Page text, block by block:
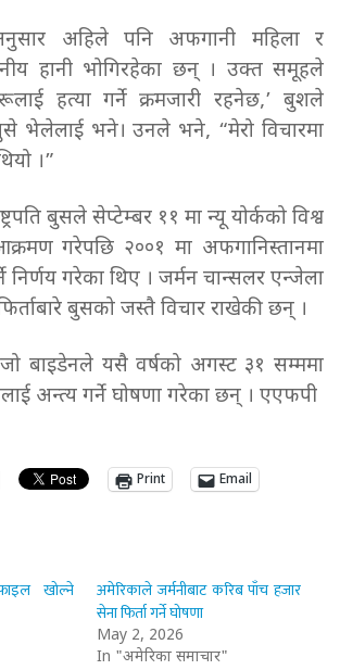
अहिले पनि अफगानी महिला र
हानी भोगिरहेका छन् । उक्त समूहले
हत्या गर्ने क्रमजारी रहनेछ,’ बुशले
भेलेलाई भने। उनले भने, “मेरो विचारमा
।”
बुसले सेप्टेम्बर ११ मा न्यू योर्कको विश्व
गरेपछि २००१ मा अफगानिस्तानमा
निर्णय गरेका थिए । जर्मन चान्सलर एन्जेला
बुसको जस्तै विचार राखेकी छन् ।
जो बाइडेनले यसै वर्षको अगस्ट ३१ सम्ममा
अन्त्य गर्ने घोषणा गरेका छन् । एएफपी
Print Email
खोल्ने
अमेरिकाले जर्मनीबाट करिब पाँच हजार
सेना फिर्ता गर्ने घोषणा
May 2, 2026
In "अमेरिका समाचार"